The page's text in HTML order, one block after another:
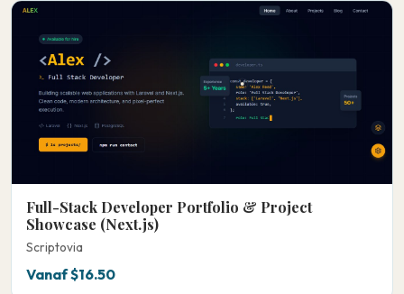
Full-Stack Developer Portfolio & Project
Showcase (Next.js)
Scriptovia
Vanaf $16.50